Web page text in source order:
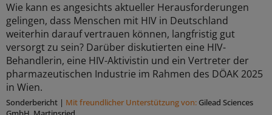
Wie kann es angesichts aktueller Herausforderungen
gelingen, dass Menschen mit HIV in Deutschland
weiterhin darauf vertrauen können, langfristig gut
versorgt zu sein? Darüber diskutierten eine HIV-
Behandlerin, eine HIV-Aktivistin und ein Vertreter der
pharmazeutischen Industrie im Rahmen des DÖAK 2025
in Wien.
Sonderbericht | Mit freundlicher Unterstützung von: Gilead Sciences